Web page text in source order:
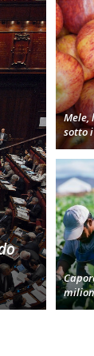
Mele,
sotto